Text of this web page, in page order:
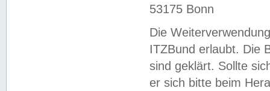
53175 Bonn
Die
ITZBund erlaubt. Die
sind geklärt. Sollte
er sich bitte beim